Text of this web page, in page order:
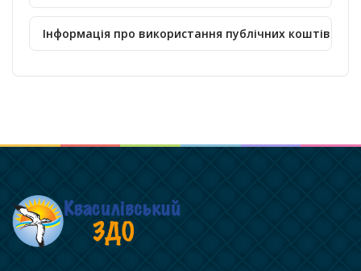
Інформація про використання публічних коштів